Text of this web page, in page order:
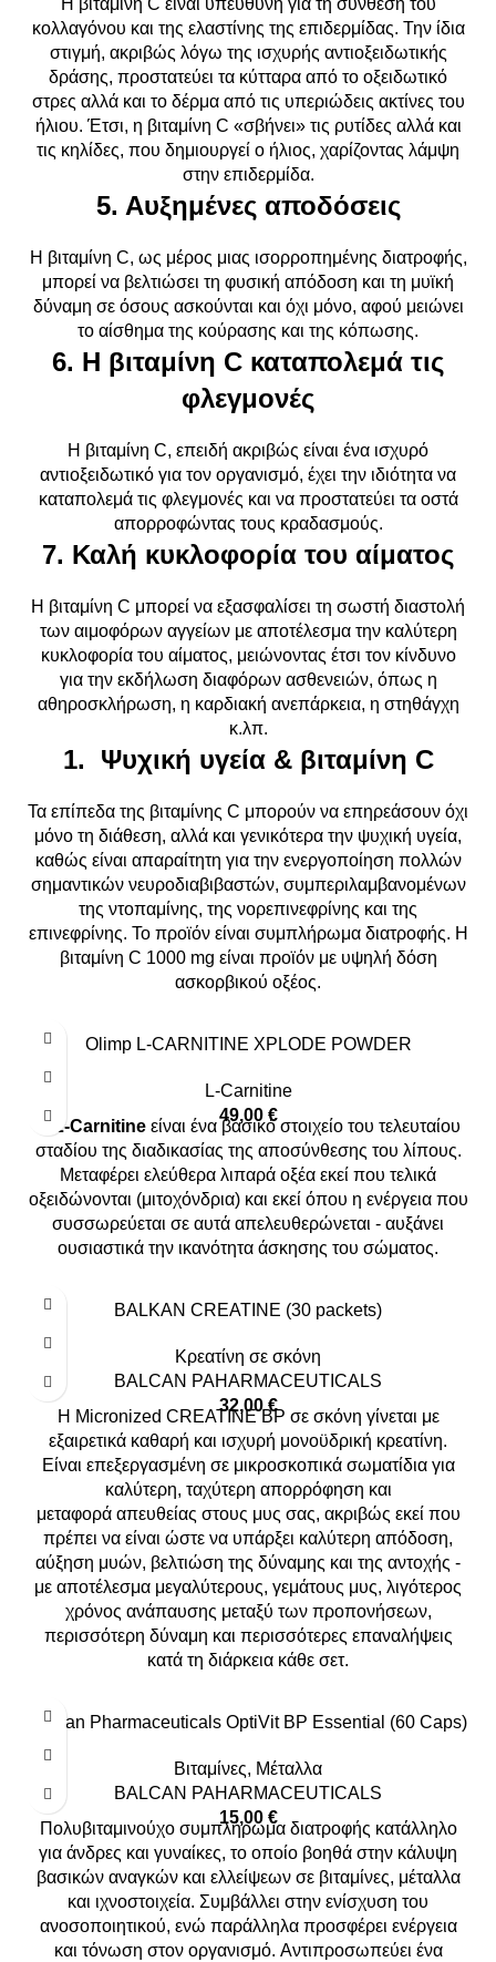
Η βιταμίνη C είναι υπεύθυνη για τη σύνθεση του
κολλαγόνου και της ελαστίνης της επιδερμίδας. Την ίδια
στιγμή, ακριβώς λόγω της ισχυρής αντιοξειδωτικής
δράσης, προστατεύει τα κύτταρα από το οξειδωτικό
στρες αλλά και το δέρμα από τις υπεριώδεις ακτίνες του
ήλιου. Έτσι, η βιταμίνη C «σβήνει» τις ρυτίδες αλλά και
τις κηλίδες, που δημιουργεί ο ήλιος, χαρίζοντας λάμψη
στην επιδερμίδα.
5. Αυξημένες αποδόσεις
Η βιταμίνη C, ως μέρος μιας ισορροπημένης διατροφής,
μπορεί να βελτιώσει τη φυσική απόδοση και τη μυϊκή
δύναμη σε όσους ασκούνται και όχι μόνο, αφού μειώνει
το αίσθημα της κούρασης και της κόπωσης.
6. Η βιταμίνη C καταπολεμά τις
φλεγμονές
Η βιταμίνη C, επειδή ακριβώς είναι ένα ισχυρό
αντιοξειδωτικό για τον οργανισμό, έχει την ιδιότητα να
καταπολεμά τις φλεγμονές και να προστατεύει τα οστά
απορροφώντας τους κραδασμούς.
7. Καλή κυκλοφορία του αίματος
Η βιταμίνη C μπορεί να εξασφαλίσει τη σωστή διαστολή
των αιμοφόρων αγγείων με αποτέλεσμα την καλύτερη
κυκλοφορία του αίματος, μειώνοντας έτσι τον κίνδυνο
για την εκδήλωση διαφόρων ασθενειών, όπως η
αθηροσκλήρωση, η καρδιακή ανεπάρκεια, η στηθάγχη
κ.λπ.
1. Ψυχική υγεία & βιταμίνη C
Τα επίπεδα της βιταμίνης C μπορούν να επηρεάσουν όχι
μόνο τη διάθεση, αλλά και γενικότερα την ψυχική υγεία,
καθώς είναι απαραίτητη για την ενεργοποίηση πολλών
σημαντικών νευροδιαβιβαστών, συμπεριλαμβανομένων
της ντοπαμίνης, της νορεπινεφρίνης και της
επινεφρίνης. Το προϊόν είναι συμπλήρωμα διατροφής. Η
βιταμίνη C 1000 mg είναι προϊόν με υψηλή δόση
ασκορβικού οξέος.
Olimp L-CARNITINE XPLODE POWDER
L-Carnitine
49,00 €
ΗL-Carnitine είναι ένα βασικό στοιχείο του τελευταίου
σταδίου της διαδικασίας της αποσύνθεσης του λίπους.
Μεταφέρει ελεύθερα λιπαρά οξέα εκεί που τελικά
οξειδώνονται (μιτοχόνδρια) και εκεί όπου η ενέργεια που
συσσωρεύεται σε αυτά απελευθερώνεται - αυξάνει
ουσιαστικά την ικανότητα άσκησης του σώματος.
BALKAN CREATINE (30 packets)
Κρεατίνη σε σκόνη
BALCAN PAHARMACEUTICALS
32,00€
Η Micronized CREATINE BP σε σκόνη γίνεται με
εξαιρετικά καθαρή και ισχυρή μονοϋδρική κρεατίνη.
Είναι επεξεργασμένη σε μικροσκοπικά σωματίδια για
καλύτερη, ταχύτερη απορρόφηση και
μεταφορά απευθείας στους μυς σας, ακριβώς εκεί που
πρέπει να είναι ώστε να υπάρξει καλύτερη απόδοση,
αύξηση μυών, βελτιώση της δύναμης και της αντοχής -
με αποτέλεσμα μεγαλύτερους, γεμάτους μυς, λιγότερος
χρόνος ανάπαυσης μεταξύ των προπονήσεων,
περισσότερη δύναμη και περισσότερες επαναλήψεις
κατά τη διάρκεια κάθε σετ.
Balkan Pharmaceuticals OptiVit BP Essential (60 Caps)
Βιταμίνες, Μέταλλα
BALCAN PAHARMACEUTICALS
15,00 €
Πολυβιταμινούχο συμπλήρωμα διατροφής κατάλληλο
για άνδρες και γυναίκες, το οποίο βοηθά στην κάλυψη
βασικών αναγκών και ελλείψεων σε βιταμίνες, μέταλλα
και ιχνοστοιχεία. Συμβάλλει στην ενίσχυση του
ανοσοποιητικού, ενώ παράλληλα προσφέρει ενέργεια
και τόνωση στον οργανισμό. Aντιπροσωπεύει ένα